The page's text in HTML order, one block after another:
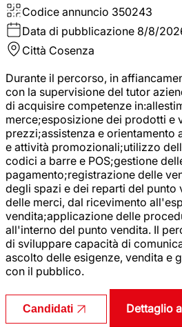
Codice annuncio 350243
Data di pubblicazione 8/8/
Città Cosenza
Durante il percorso, in
con la supervisione del tutor
di acquisire competenze
merce;esposizione dei prodotti e
prezzi;assistenza e orientamento
e attività promozionali;utilizzo
codici a barre e POS;gestione
pagamento;registrazione delle
degli spazi e dei reparti del
delle merci, dal ricevimento
vendita;applicazione delle
all'interno del punto vendita. Il
di sviluppare capacità di
ascolto delle esigenze, vendita e
con il pubblico.
Candidati Dettaglio